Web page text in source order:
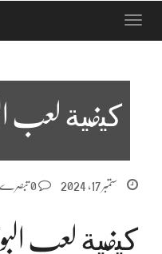
Toggle
كيفية لعب
ستمبر 17, 2024
كيفية لعب